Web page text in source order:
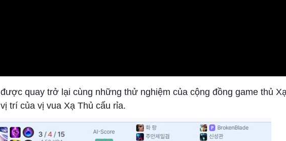
quay trở lại cùng những thử nghiệm của cộng đồng game thủ
trí của vị vua Xạ Thủ cấu rỉa.